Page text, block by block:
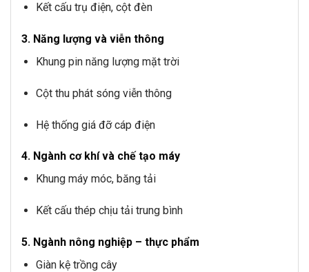
Kết cấu trụ điện, cột đèn
3. Năng lượng và viễn thông
Khung pin năng lượng mặt trời
Cột thu phát sóng viễn thông
Hệ thống giá đỡ cáp điện
4. Ngành cơ khí và chế tạo máy
Khung máy móc, băng tải
Kết cấu thép chịu tải trung bình
5. Ngành nông nghiệp – thực phẩm
Giàn kệ trồng cây